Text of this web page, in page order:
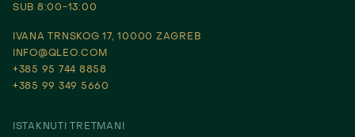
SUB 8:00-13:00
IVANA TRNSKOG 17, 10000 ZAGREB
INFO@QLEO.COM
+385 95 744 8858
+385 99 349 5660
ISTAKNUTI TRETMANI